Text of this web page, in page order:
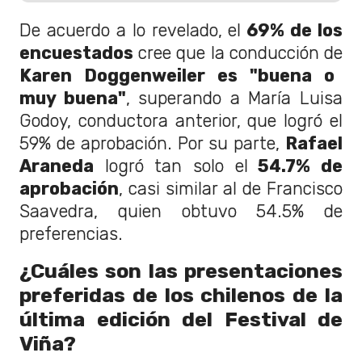
De acuerdo a lo revelado, el 69% de los
encuestados cree que la conducción de
Karen Doggenweiler es "buena o
muy buena", superando a María Luisa
Godoy, conductora anterior, que logró el
59% de aprobación. Por su parte, Rafael
Araneda logró tan solo el 54.7% de
aprobación, casi similar al de Francisco
Saavedra, quien obtuvo 54.5% de
preferencias.
¿Cuáles son las presentaciones
preferidas de los chilenos de la
última edición del Festival de
Viña?